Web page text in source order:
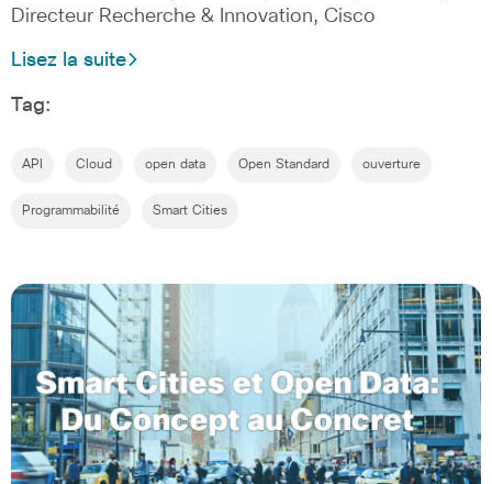
Directeur Recherche & Innovation, Cisco
Lisez la suite
Tag:
API Cloud open data Open Standard ouverture
Programmabilité Smart Cities